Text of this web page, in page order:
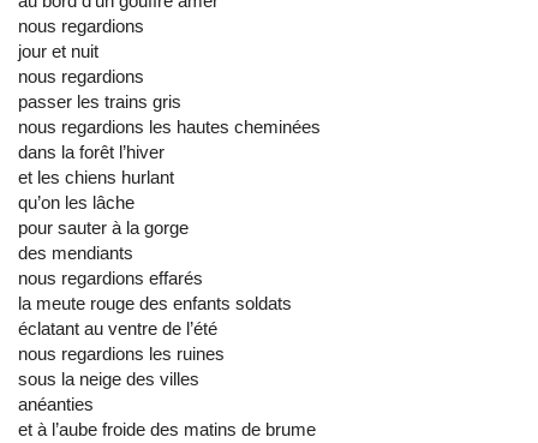
nous regardions
jour et nuit
nous regardions
passer les trains gris
nous regardions les hautes cheminées
dans la forêt l’hiver
et les chiens hurlant
qu’on les lâche
pour sauter à la gorge
des mendiants
nous regardions effarés
la meute rouge des enfants soldats
éclatant au ventre de l’été
nous regardions les ruines
sous la neige des villes
anéanties
et à l’aube froide des matins de brume